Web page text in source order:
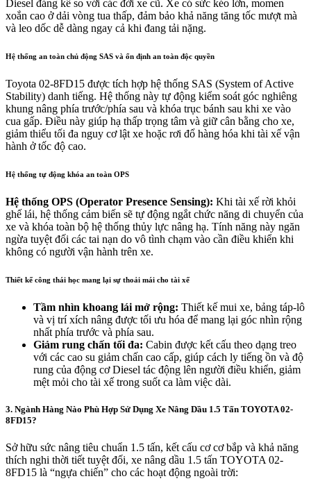
Diesel đáng kể so với các đời xe cũ. Xe có sức kéo lớn, momen
xoắn cao ở dải vòng tua thấp, đảm bảo khả năng tăng tốc mượt mà
và leo dốc dễ dàng ngay cả khi đang tải nặng.
Hệ thống an toàn chủ động SAS và ổn định an toàn độc quyền
Toyota 02-8FD15 được tích hợp hệ thống SAS (System of Active
Stability) danh tiếng. Hệ thống này tự động kiểm soát góc nghiêng
khung nâng phía trước/phía sau và khóa trục bánh sau khi xe vào
cua gấp. Điều này giúp hạ thấp trọng tâm và giữ cân bằng cho xe,
giảm thiểu tối đa nguy cơ lật xe hoặc rơi đổ hàng hóa khi tài xế vận
hành ở tốc độ cao.
Hệ thống tự động khóa an toàn OPS
Hệ thống OPS (Operator Presence Sensing): Khi tài xế rời khỏi
ghế lái, hệ thống cảm biến sẽ tự động ngắt chức năng di chuyển của
xe và khóa toàn bộ hệ thống thủy lực nâng hạ. Tính năng này ngăn
ngừa tuyệt đối các tai nạn do vô tình chạm vào cần điều khiển khi
không có người vận hành trên xe.
Thiết kế công thái học mang lại sự thoải mái cho tài xế
Tầm nhìn khoang lái mở rộng: Thiết kế mui xe, bảng táp-lô
và vị trí xích nâng được tối ưu hóa để mang lại góc nhìn rộng
nhất phía trước và phía sau.
Giảm rung chấn tối đa: Cabin được kết cấu theo dạng treo
với các cao su giảm chấn cao cấp, giúp cách ly tiếng ồn và độ
rung của động cơ Diesel tác động lên người điều khiển, giảm
mệt mỏi cho tài xế trong suốt ca làm việc dài.
3. Ngành Hàng Nào Phù Hợp Sử Dụng Xe Nâng Dầu 1.5 Tấn TOYOTA 02-
8FD15?
Sở hữu sức nâng tiêu chuẩn 1.5 tấn, kết cấu cơ cơ bắp và khả năng
thích nghi thời tiết tuyệt đối, xe nâng dầu 1.5 tấn TOYOTA 02-
8FD15 là “ngựa chiến” cho các hoạt động ngoài trời: